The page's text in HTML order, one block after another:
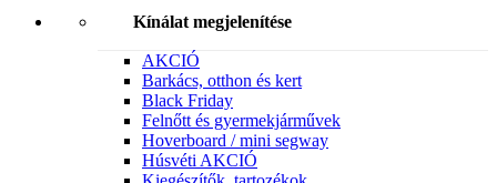
Kínálat megjelenítése
AKCIÓ
Barkács, otthon és kert
Black Friday
Felnőtt és gyermekjárművek
Hoverboard / mini segway
Húsvéti AKCIÓ